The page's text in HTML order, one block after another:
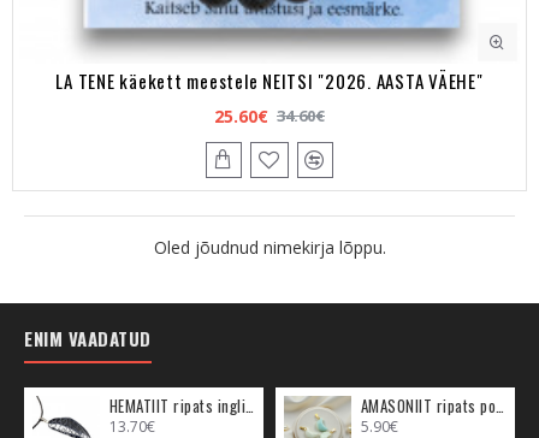
LA TENE käekett meestele NEITSI "2026. AASTA VÄEHE"
25.60€ 34.60€
Oled jõudnud nimekirja lõppu.
ENIM VAADATUD
13.70€ 5.90€